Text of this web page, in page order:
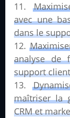
avec une
dans le
analyse de
support
maîtriser la
CRM et